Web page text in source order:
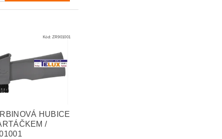
Kód: ZR901001
HUBICE
/